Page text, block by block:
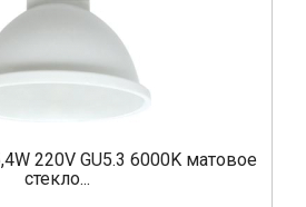
220V GU5.3 6000K матовое
стекло...